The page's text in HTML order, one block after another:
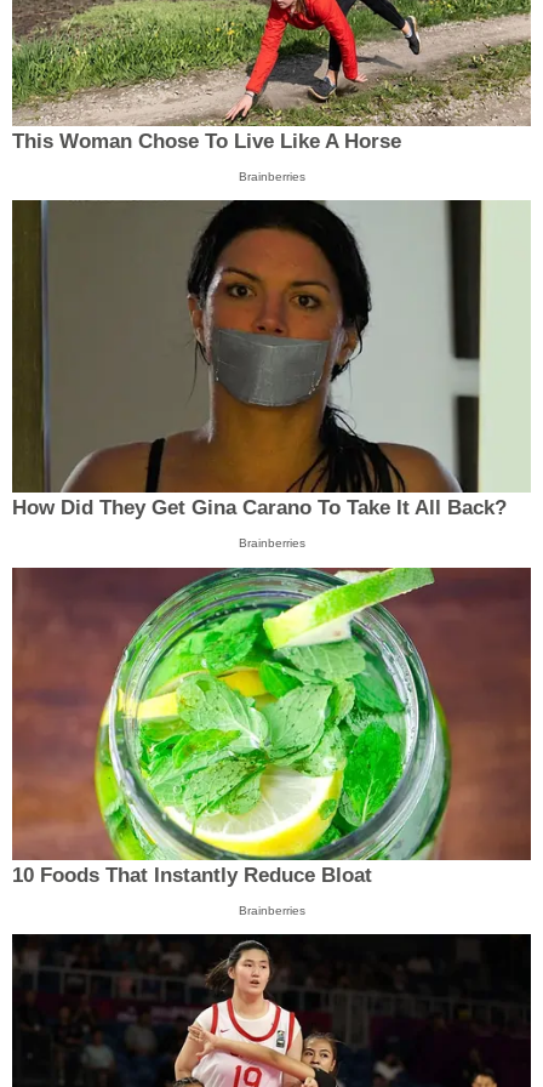
This Woman Chose To Live Like A Horse
Brainberries
How Did They Get Gina Carano To Take It All Back?
Brainberries
10 Foods That Instantly Reduce Bloat
Brainberries